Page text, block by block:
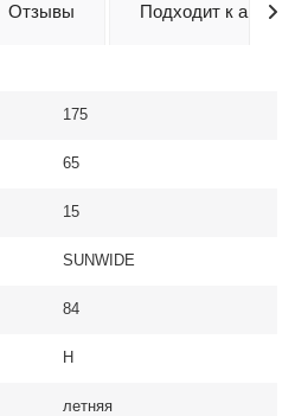
Отзывы Подходит к авто
175
65
15
SUNWIDE
84
H
летняя